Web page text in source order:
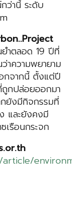
ว่านี้ ระดับ
..Project
ยำตลอด 19 ปีที่
าความพยายาม
กจากนี้ ตั้งแต่ปี
ถูกปล่อยออกมา
ยังมีกิจกรรมที่
และยังคงมี
เรือนกระจก